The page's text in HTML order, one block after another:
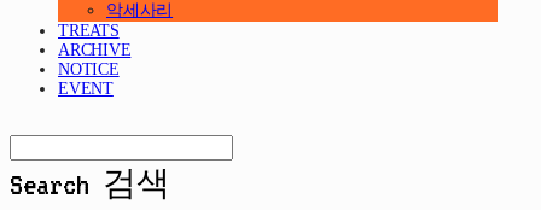
악세사리
TREATS
ARCHIVE
NOTICE
EVENT
Search 검색